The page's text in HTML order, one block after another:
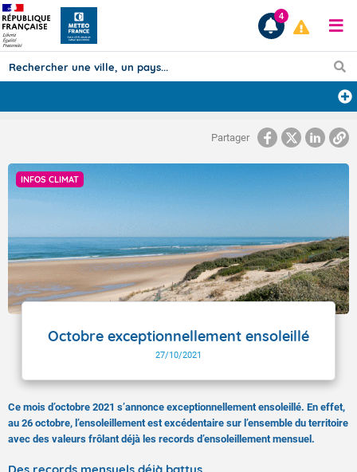
Prévisions
TOUS LES RÉSULTATS
Articles
4
Partager
INFOS CLIMAT
Octobre exceptionnellement ensoleillé
27/10/2021
Ce mois d’octobre 2021 s’annonce exceptionnellement ensoleillé. En effet,
au 26 octobre, l’ensoleillement est excédentaire sur l’ensemble du territoire
avec des valeurs frôlant déjà les records d’ensoleillement mensuel.
Des records mensuels déjà battus